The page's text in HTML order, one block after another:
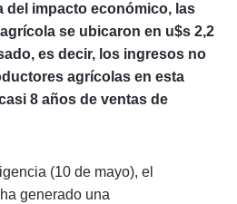
del impacto económico, las
se ubicaron en u$s 2,2
es decir, los ingresos no
agrícolas en esta
8 años de ventas de
(10 de mayo), el
generado una